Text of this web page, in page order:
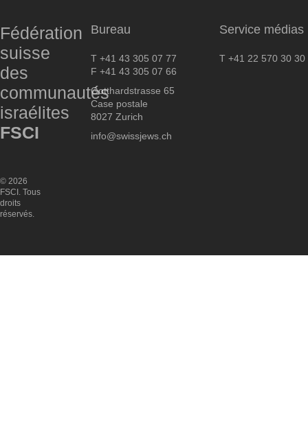
Fédération
suisse
des
communautés
israélites
FSCI
Bureau
T +41 43 305 07 77
F +41 43 305 07 66
Gotthardstrasse 65
Case postale
8027 Zurich
info@swissjews.ch
Service médias
T +41 22 570 30 30
© 2026
FSCI. Tous
droits
réservés.